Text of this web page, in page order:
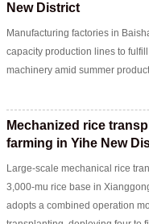
New District
Manufacturing factories in
capacity production lines to
machinery amid summer
Mechanized rice
farming in Yihe New
Large-scale mechanical rice
3,000-mu rice base in
adopts a combined operation